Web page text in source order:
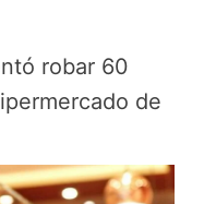
robar 60
de